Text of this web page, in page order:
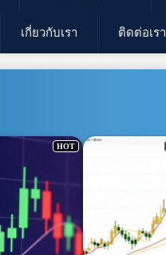
เกี่ยวกับเรา ติดต่อเรา
HOT